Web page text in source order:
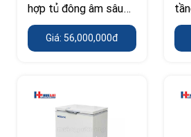
hợp tủ đông âm sâu
(-40 độ C)
Giá: 56,000,000đ